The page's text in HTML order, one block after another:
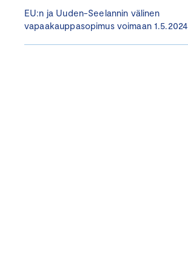
EU:n ja Uuden-Seelannin välinen
vapaakauppasopimus voimaan 1.5.2024